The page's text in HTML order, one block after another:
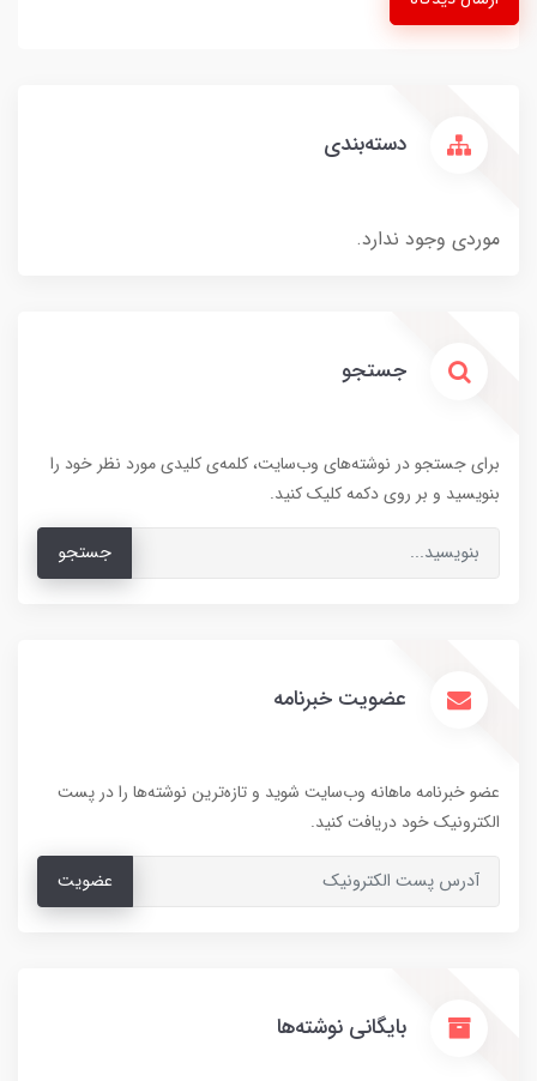
دسته‌بندی
موردی وجود ندارد.
جستجو
برای جستجو در نوشته‌های وب‌سایت، کلمه‌ی کلیدی مورد نظر خود را
بنویسید و بر روی دکمه کلیک کنید.
جستجو
عضویت خبرنامه
عضو خبرنامه ماهانه وب‌سایت شوید و تازه‌ترین نوشته‌ها را در پست
الکترونیک خود دریافت کنید.
عضویت
بایگانی نوشته‌ها